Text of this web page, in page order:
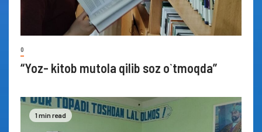
0
“Yoz- kitob mutola qilib soz o`tmoqda”
1 min read